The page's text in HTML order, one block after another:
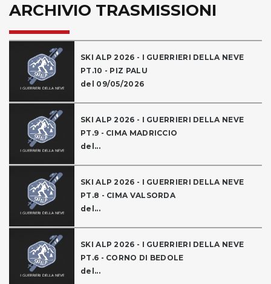
ARCHIVIO TRASMISSIONI
SKI ALP 2026 - I GUERRIERI DELLA NEVE
PT.10 - PIZ PALU
del 09/05/2026
SKI ALP 2026 - I GUERRIERI DELLA NEVE
PT.9 - CIMA MADRICCIO
del...
SKI ALP 2026 - I GUERRIERI DELLA NEVE
PT.8 - CIMA VALSORDA
del...
SKI ALP 2026 - I GUERRIERI DELLA NEVE
PT.6 - CORNO DI BEDOLE
del...